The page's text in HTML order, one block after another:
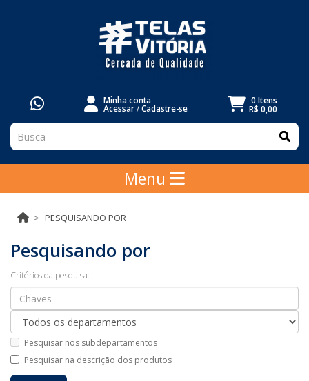
Minha conta
Acessar/Cadastre-se
0 Itens
R$ 0,00
Menu
PESQUISANDO POR
Pesquisando por
Critérios da pesquisa:
Pesquisar nos subdepartamentos
Pesquisar na descrição dos produtos